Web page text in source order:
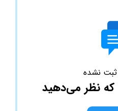
نشده
که نظر می‌دهید